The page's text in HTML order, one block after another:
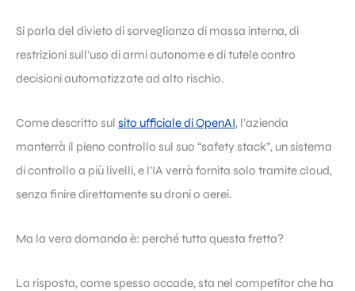
Si parla del divieto di sorveglianza di massa interna, di
restrizioni sull’uso di armi autonome e di tutele contro
decisioni automatizzate ad alto rischio.
Come descritto sul sito ufficiale di OpenAI, l’azienda
manterrà il pieno controllo sul suo “safety stack”, un sistema
di controllo a più livelli, e l’IA verrà fornita solo tramite cloud,
senza finire direttamente su droni o aerei.
Ma la vera domanda è: perché tutta questa fretta?
La risposta, come spesso accade, sta nel competitor che ha